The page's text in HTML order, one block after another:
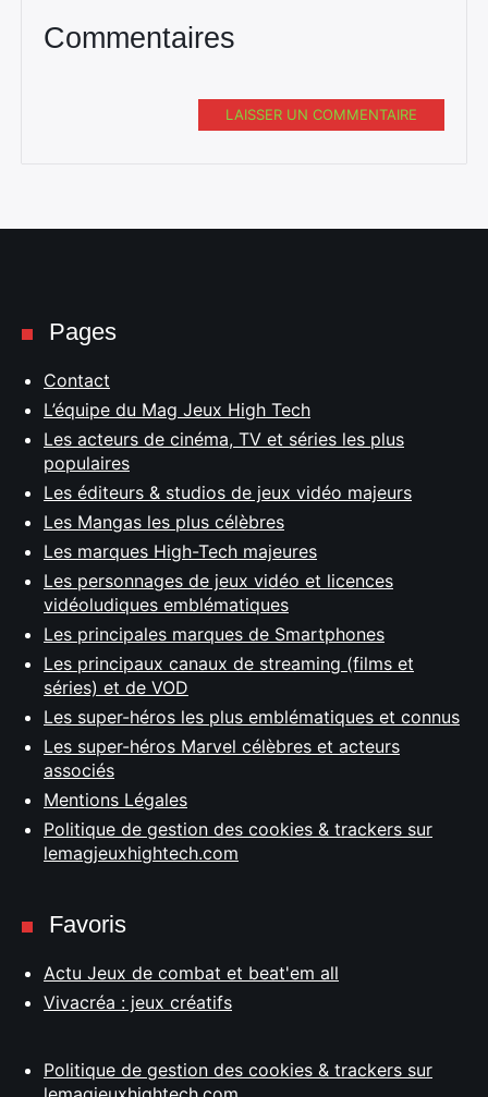
Commentaires
LAISSER UN COMMENTAIRE
Pages
Contact
L’équipe du Mag Jeux High Tech
Les acteurs de cinéma, TV et séries les plus
populaires
Les éditeurs & studios de jeux vidéo majeurs
Les Mangas les plus célèbres
Les marques High-Tech majeures
Les personnages de jeux vidéo et licences
vidéoludiques emblématiques
Les principales marques de Smartphones
Les principaux canaux de streaming (films et
séries) et de VOD
Les super-héros les plus emblématiques et connus
Les super-héros Marvel célèbres et acteurs
associés
Mentions Légales
Politique de gestion des cookies & trackers sur
lemagjeuxhightech.com
Favoris
Actu Jeux de combat et beat'em all
Vivacréa : jeux créatifs
Politique de gestion des cookies & trackers sur